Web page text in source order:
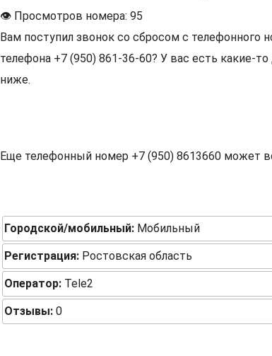
👁 Просмотров номера: 95
Вам поступил звонок со сбросом с
телефона +7 (950) 861-36-60? У вас есть какие-
ниже.
Еще телефонный номер +7 (950) 8613660 может
Городской/мобильный: Мобильный
Регистрация: Ростовская область
Оператор: Tele2
Отзывы: 0